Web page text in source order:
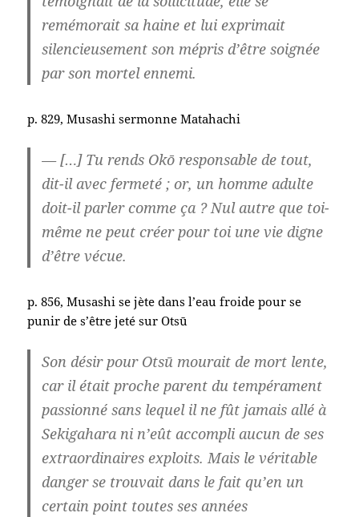
remémorait sa haine et lui exprimait
silencieusement son mépris d’être soignée
par son mortel ennemi.
p. 829, Musashi sermonne Matahachi
— […] Tu rends Okō responsable de tout,
dit-il avec fermeté ; or, un homme adulte
doit-il parler comme ça ? Nul autre que toi-
même ne peut créer pour toi une vie digne
d’être vécue.
p. 856, Musashi se jète dans l’eau froide pour se
punir de s’être jeté sur Otsū
Son désir pour Otsū mourait de mort lente,
car il était proche parent du tempérament
passionné sans lequel il ne fût jamais allé à
Sekigahara ni n’eût accompli aucun de ses
extraordinaires exploits. Mais le véritable
danger se trouvait dans le fait qu’en un
certain point toutes ses années